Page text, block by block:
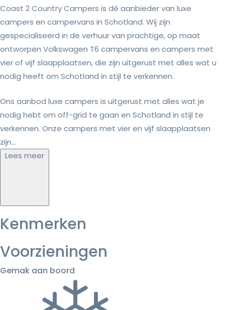
Coast 2 Country Campers is dé aanbieder van luxe
campers en campervans in Schotland. Wij zijn
gespecialiseerd in de verhuur van prachtige, op maat
ontworpen Volkswagen T6 campervans en campers met
vier of vijf slaapplaatsen, die zijn uitgerust met alles wat u
nodig heeft om Schotland in stijl te verkennen.
Ons aanbod luxe campers is uitgerust met alles wat je
nodig hebt om off-grid te gaan en Schotland in stijl te
verkennen. Onze campers met vier en vijf slaapplaatsen
zijn...
Lees meer
Kenmerken
Voorzieningen
Gemak aan boord